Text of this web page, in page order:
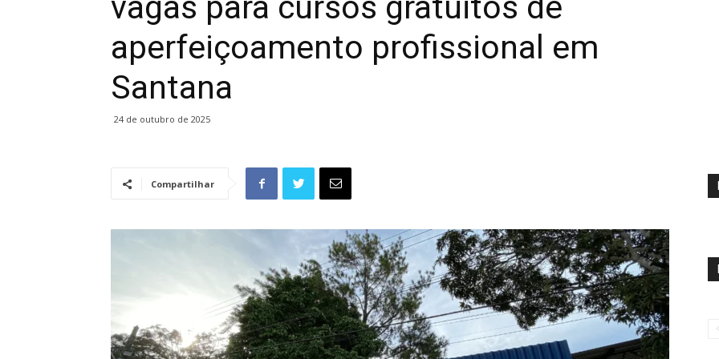
aperfeiçoamento profissional em
Santana
24 de outubro de 2025
Compartilhar